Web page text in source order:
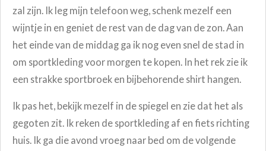
zal zijn. Ik leg mijn telefoon weg, schenk mezelf een
wijntje in en geniet de rest van de dag van de zon. Aan
het einde van de middag ga ik nog even snel de stad in
om sportkleding voor morgen te kopen. In het rek zie ik
een strakke sportbroek en bijbehorende shirt hangen.
Ik pas het, bekijk mezelf in de spiegel en zie dat het als
gegoten zit. Ik reken de sportkleding af en fiets richting
huis. Ik ga die avond vroeg naar bed om de volgende